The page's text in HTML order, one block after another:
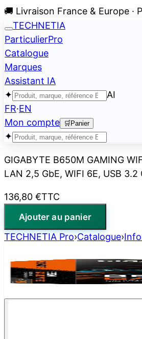
🚚 Livraison France & Europe ·
TECHNETIA
ParticulierPro
Catalogue
Marques
Assistant IA
✦
AI
FR·EN
Mon compte
🛒 Panier
✦
GIGABYTE B650M GAMING
LAN 2,5 GbE, WIFI 6E, USB 3.2
136,80 €TTC
Ajouter au panier
TECHNETIA Pro›Catalogue›